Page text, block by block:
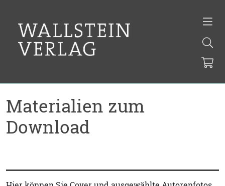
Materialien zum
Download